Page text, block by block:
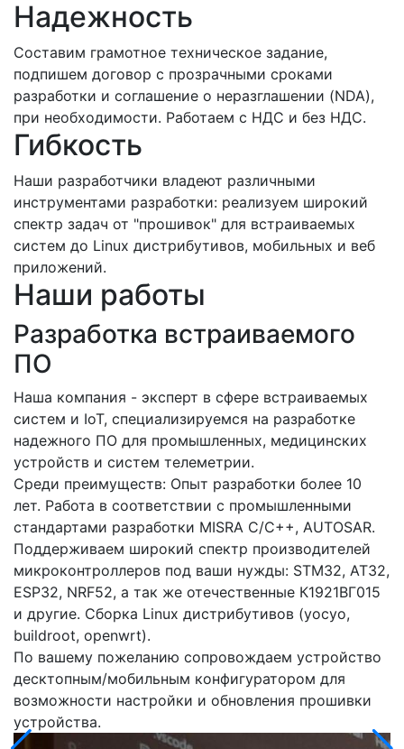
Надежность
Составим грамотное техническое задание,
подпишем договор с прозрачными сроками
разработки и соглашение о неразглашении (NDA),
при необходимости. Работаем с НДС и без НДС.
Гибкость
Наши разработчики владеют различными
инструментами разработки: реализуем широкий
спектр задач от "прошивок" для встраиваемых
систем до Linux дистрибутивов, мобильных и веб
приложений.
Наши работы
Разработка встраиваемого
ПО
Наша компания - эксперт в сфере встраиваемых
систем и IoT, специализируемся на разработке
надежного ПО для промышленных, медицинских
устройств и систем телеметрии.
Среди преимуществ: Опыт разработки более 10
лет. Работа в соответствии с промышленными
стандартами разработки MISRA C/C++, AUTOSAR.
Поддерживаем широкий спектр производителей
микроконтроллеров под ваши нужды: STM32, AT32,
ESP32, NRF52, а так же отечественные К1921ВГ015
и другие. Сборка Linux дистрибутивов (yocyo,
buildroot, openwrt).
По вашему пожеланию сопровождаем устройство
десктопным/мобильным конфигуратором для
возможности настройки и обновления прошивки
устройства.